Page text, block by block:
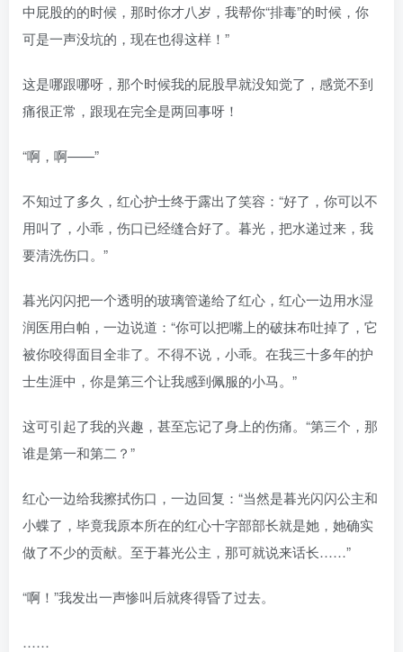
中屁股的的时候，那时你才八岁，我帮你“排毒”的时候，你
可是一声没坑的，现在也得这样！”
这是哪跟哪呀，那个时候我的屁股早就没知觉了，感觉不到
痛很正常，跟现在完全是两回事呀！
“啊，啊——”
不知过了多久，红心护士终于露出了笑容：“好了，你可以不
用叫了，小乖，伤口已经缝合好了。暮光，把水递过来，我
要清洗伤口。”
暮光闪闪把一个透明的玻璃管递给了红心，红心一边用水湿
润医用白帕，一边说道：“你可以把嘴上的破抹布吐掉了，它
被你咬得面目全非了。不得不说，小乖。在我三十多年的护
士生涯中，你是第三个让我感到佩服的小马。”
这可引起了我的兴趣，甚至忘记了身上的伤痛。“第三个，那
谁是第一和第二？”
红心一边给我擦拭伤口，一边回复：“当然是暮光闪闪公主和
小蝶了，毕竟我原本所在的红心十字部部长就是她，她确实
做了不少的贡献。至于暮光公主，那可就说来话长……”
“啊！”我发出一声惨叫后就疼得昏了过去。
……